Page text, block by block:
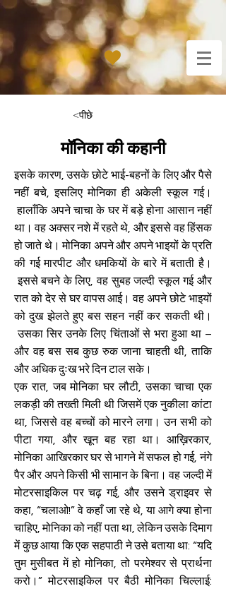
<पीछे
मॉनिका की कहानी
इसके कारण, उसके छोटे भाई-बहनों के लिए और पैसे
नहीं बचे, इसलिए मोनिका ही अकेली स्कूल गई।
हालाँकि अपने चाचा के घर में बड़े होना आसान नहीं
था। वह अक्सर नशे में रहते थे, और इससे वह हिंसक
हो जाते थे। मोनिका अपने और अपने भाइयों के प्रति
की गई मारपीट और धमकियों के बारे में बताती है।
इससे बचने के लिए, वह सुबह जल्दी स्कूल गई और
रात को देर से घर वापस आई। वह अपने छोटे भाइयों
को दुख झेलते हुए बस सहन नहीं कर सकती थी।
उसका सिर उनके लिए चिंताओं से भरा हुआ था –
और वह बस सब कुछ रुक जाना चाहती थी, ताकि
और अधिक दुःख भरे दिन टाल सके।
एक रात, जब मोनिका घर लौटी, उसका चाचा एक
लकड़ी की तख्ती मिली थी जिसमें एक नुकीला कांटा
था, जिससे वह बच्चों को मारने लगा। उन सभी को
पीटा गया, और खून बह रहा था। आख़िरकार,
मोनिका आखिरकार घर से भागने में सफल हो गई, नंगे
पैर और अपने किसी भी सामान के बिना। वह जल्दी में
मोटरसाइकिल पर चढ़ गई, और उसने ड्राइवर से
कहा, “चलाओ!” वे कहाँ जा रहे थे, या आगे क्या होना
चाहिए, मोनिका को नहीं पता था, लेकिन उसके दिमाग
में कुछ आया कि एक सहपाठी ने उसे बताया था: “यदि
तुम मुसीबत में हो मोनिका, तो परमेश्वर से प्रार्थना
करो।” मोटरसाइकिल पर बैठी मोनिका चिल्लाई: